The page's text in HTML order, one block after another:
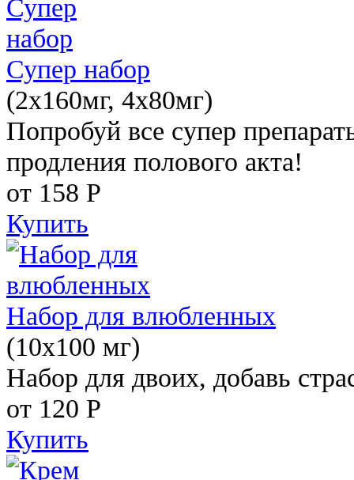
Супер набор
(2х160мг, 4х80мг)
Попробуй все супер
продления полового акта!
от 158 Р
Купить
Набор для влюбленных
(10х100 мг)
Набор для двоих, добавь
от 120 Р
Купить